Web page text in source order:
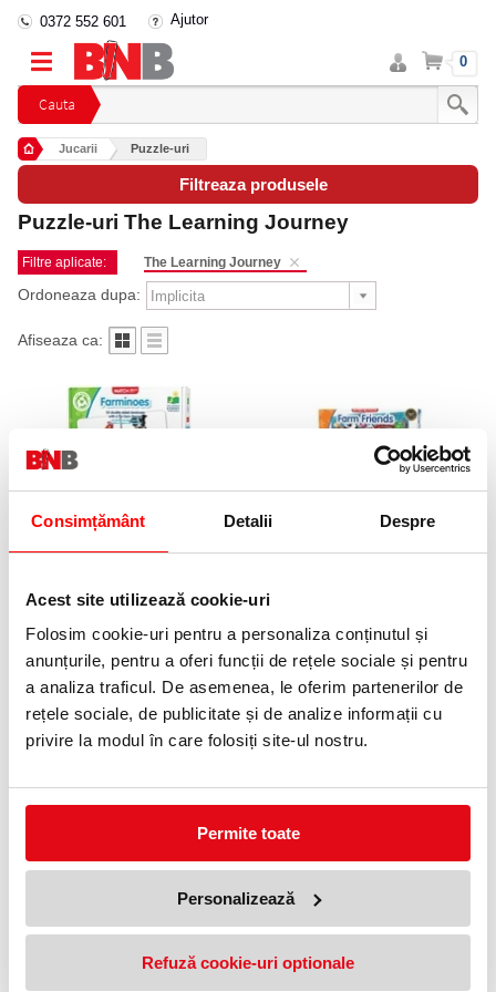
Consimțământ Detalii Despre
Acest site utilizează cookie-uri
Folosim cookie-uri pentru a personaliza conținutul și
anunțurile, pentru a oferi funcții de rețele sociale și pentru
a analiza traficul. De asemenea, le oferim partenerilor de
rețele sociale, de publicitate și de analize informații cu
privire la modul în care folosiți site-ul nostru.
Permite toate
Personalizează
Refuză cookie-uri optionale
Cauta
0372 552 601 Ajutor
Intra
in
cont
Cos 0
Jucarii Puzzle-uri
Filtreaza produsele
Puzzle-uri The Learning Journey
Filtre aplicate: The Learning Journey
Ordoneaza dupa:
Afiseaza ca:
Puzzle domino animale de la
59,90 lei(pret cu TVA)
Primul meu puzzle de podea,
69,90 lei
NOUTATI
OFERTE
Puzzle domino animale de la
Primul meu puzzle de podea,